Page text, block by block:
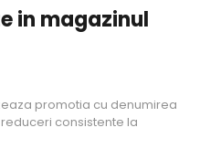
in magazinul
promotia cu denumirea
consistente la